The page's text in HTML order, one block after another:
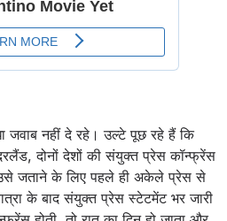
जवाब नहीं दे रहे। उल्टे पूछ रहे हैं कि
दोनों देशों की संयुक्त प्रेस कॉन्फ्रेंस
जताने के लिए पहले ही अकेले प्रेस से
के बाद संयुक्त प्रेस स्टेटमेंट भर जारी